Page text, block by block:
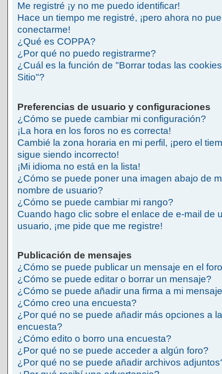
Me registré ¡y no me puedo identificar!
Hace un tiempo me registré, ¡pero ahora no
conectarme!
¿Qué es COPPA?
¿Por qué no puedo registrarme?
¿Cuál es la función de "Borrar todas las
Sitio"?
Preferencias de usuario y configuraciones
¿Cómo se puede cambiar mi configuración?
¡La hora en los foros no es correcta!
Cambié la zona horaria en mi perfil, ¡pero el
sigue siendo incorrecto!
¡Mi idioma no está en la lista!
¿Cómo se puede poner una imagen abajo de
nombre de usuario?
¿Cómo se puede cambiar mi rango?
Cuando hago clic sobre el enlace de e-mail de
usuario, ¡me pide que me registre!
Publicación de mensajes
¿Cómo se puede publicar un mensaje en el
¿Cómo se puede editar o borrar un mensaje?
¿Cómo se puede añadir una firma a mi
¿Cómo creo una encuesta?
¿Por qué no se puede añadir más opciones a la
encuesta?
¿Cómo edito o borro una encuesta?
¿Por qué no se puede acceder a algún foro?
¿Por qué no se puede añadir archivos